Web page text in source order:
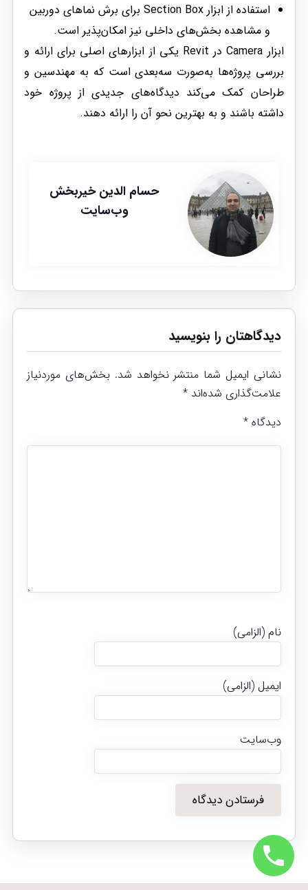
استفاده از ابزار Section Box برای برش نماهای دوربین
و مشاهده بخش‌های داخلی نیز امکان‌پذیر است.
ابزار Camera در Revit یکی از ابزارهای اصلی برای ارائه و
بررسی پروژه‌ها به‌صورت سه‌بعدی است که به مهندسین و
طراحان کمک می‌کند دیدگاه‌های جدیدی از پروژه خود
داشته باشند و به بهترین نحو آن را ارائه دهند.
حسام الدین خیربخش
وب‌سایت
دیدگاهتان را بنویسید
نشانی ایمیل شما منتشر نخواهد شد. بخش‌های موردنیاز
علامت‌گذاری شده‌اند *
دیدگاه *
نام (الزامی)
ایمیل (الزامی)
وب‌سایت